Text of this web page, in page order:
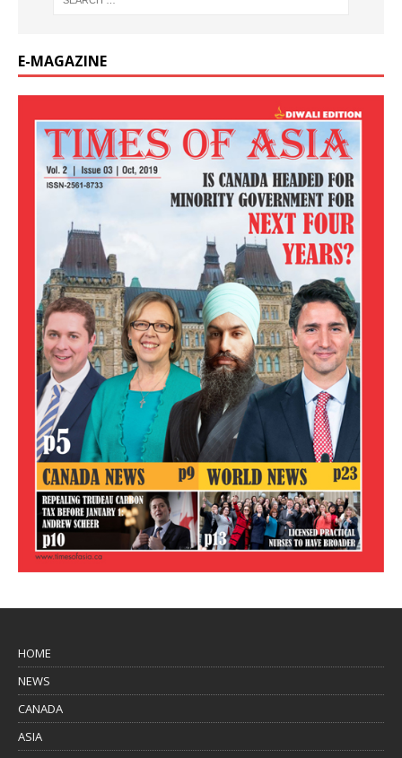
E-MAGAZINE
HOME
NEWS
CANADA
ASIA